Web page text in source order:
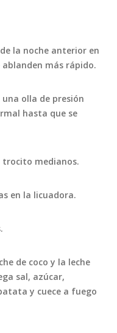
la noche anterior en
más rápido.
olla de presión
hasta que se
trocito medianos.
en la licuadora.
de coco y la leche
sal, azúcar,
y cuece a fuego